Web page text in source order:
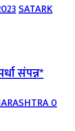
SATARK
संपन्न*
0